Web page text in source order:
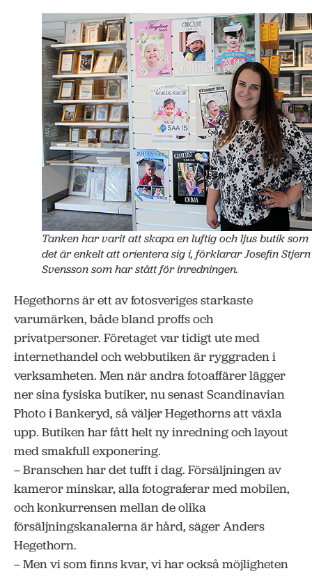
Tanken har varit att skapa en luftig och ljus butik som
det är enkelt att orientera sig i, förklarar Josefin Stjern
Svensson som har stått för inredningen.
Hegethorns är ett av fotosveriges starkaste
varumärken, både bland proffs och
privatpersoner. Företaget var tidigt ute med
internethandel och webbutiken är ryggraden i
verksamheten. Men när andra fotoaffärer lägger
ner sina fysiska butiker, nu senast Scandinavian
Photo i Bankeryd, så väljer Hegethorns att växla
upp. Butiken har fått helt ny inredning och layout
med smakfull exponering.
– Branschen har det tufft i dag. Försäljningen av
kameror minskar, alla fotograferar med mobilen,
och konkurrensen mellan de olika
försäljningskanalerna är hård, säger Anders
Hegethorn.
– Men vi som finns kvar, vi har också möjligheten